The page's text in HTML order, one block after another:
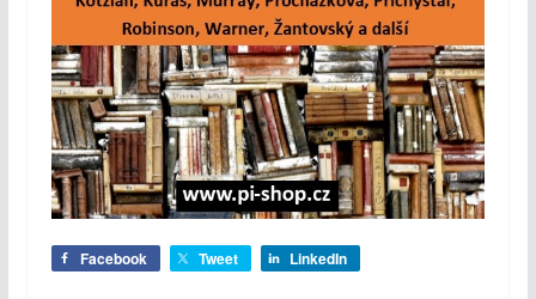
Facebook Tweet LinkedIn